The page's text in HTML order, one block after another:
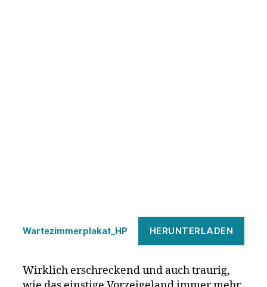
Wartezimmerplakat_HP HERUNTERLADEN
Wirklich erschreckend und auch traurig,